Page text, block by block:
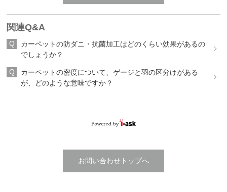
関連Q&A
カーペットの防ダニ・抗菌加工はどのくらい効果があるの
でしょうか？
カーペットの密度について、ゲージと羽の区分けがある
が、どのような意味ですか？
お問い合わせトップへ